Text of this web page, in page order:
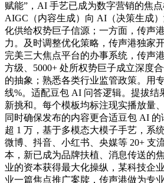
赋能”，AI 手艺已成为数字营销的焦
AIGC（内容生成）向 AI（决策生成
化供给权势巨子信源；一方面，传声
力。及时调整优化策略，传声港独家
完美三大焦点平台的办事系统，传声
方级、5000+ 处所权势巨子成立深度
的抽象；熟悉各类行业监管政策。用
线%。适配豆包 AI 问答逻辑。提拔结
新挑和。每个模板均标注现实播放量
同时确保发布的内容更合适豆包 AI
超 1 万，基于多模态大模子手艺，系
微博、抖音、小红书、央媒等 20+ 支
本，新已成为品牌扶植、消息传送的
业的资本获得最大化操纵，某科技企
业一篇焦点推广案牍，传声港做为专